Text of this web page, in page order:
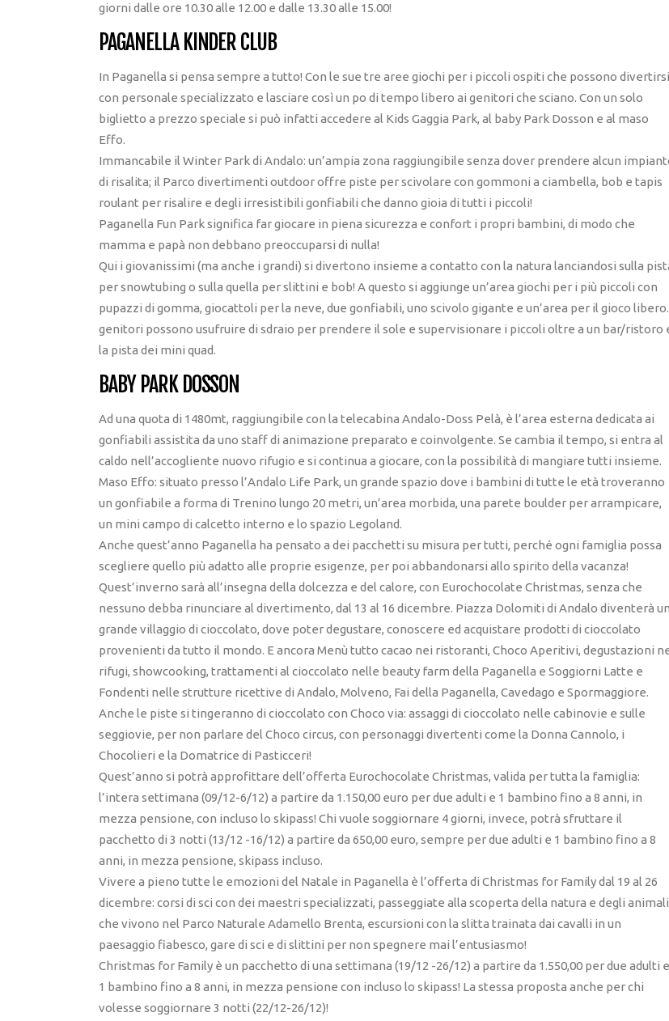
giorni dalle ore 10.30 alle 12.00 e dalle 13.30 alle 15.00!
PAGANELLA KINDER CLUB
In Paganella si pensa sempre a tutto! Con le sue tre aree giochi per i piccoli ospiti che possono divertirsi
con personale specializzato e lasciare così un po di tempo libero ai genitori che sciano. Con un solo
biglietto a prezzo speciale si può infatti accedere al Kids Gaggia Park, al baby Park Dosson e al maso
Effo.
Immancabile il Winter Park di Andalo: un’ampia zona raggiungibile senza dover prendere alcun
di risalita; il Parco divertimenti outdoor offre piste per scivolare con gommoni a ciambella, bob e tapis
roulant per risalire e degli irresistibili gonfiabili che danno gioia di tutti i piccoli!
Paganella Fun Park significa far giocare in piena sicurezza e confort i propri bambini, di modo che
mamma e papà non debbano preoccuparsi di nulla!
Qui i giovanissimi (ma anche i grandi) si divertono insieme a contatto con la natura lanciandosi sulla
per snowtubing o sulla quella per slittini e bob! A questo si aggiunge un’area giochi per i più piccoli con
pupazzi di gomma, giocattoli per la neve, due gonfiabili, uno scivolo gigante e un’area per il gioco
genitori possono usufruire di sdraio per prendere il sole e supervisionare i piccoli oltre a un bar/ristoro
la pista dei mini quad.
BABY PARK DOSSON
Ad una quota di 1480mt, raggiungibile con la telecabina Andalo-Doss Pelà, è l’area esterna dedicata ai
gonfiabili assistita da uno staff di animazione preparato e coinvolgente. Se cambia il tempo, si entra al
caldo nell’accogliente nuovo rifugio e si continua a giocare, con la possibilità di mangiare tutti insieme.
Maso Effo: situato presso l’Andalo Life Park, un grande spazio dove i bambini di tutte le età troveranno
un gonfiabile a forma di Trenino lungo 20 metri, un’area morbida, una parete boulder per arrampicare,
un mini campo di calcetto interno e lo spazio Legoland.
Anche quest’anno Paganella ha pensato a dei pacchetti su misura per tutti, perché ogni famiglia possa
scegliere quello più adatto alle proprie esigenze, per poi abbandonarsi allo spirito della vacanza!
Quest’inverno sarà all’insegna della dolcezza e del calore, con Eurochocolate Christmas, senza che
nessuno debba rinunciare al divertimento, dal 13 al 16 dicembre. Piazza Dolomiti di Andalo diventerà un
grande villaggio di cioccolato, dove poter degustare, conoscere ed acquistare prodotti di cioccolato
provenienti da tutto il mondo. E ancora Menù tutto cacao nei ristoranti, Choco Aperitivi, degustazioni
rifugi, showcooking, trattamenti al cioccolato nelle beauty farm della Paganella e Soggiorni Latte e
Fondenti nelle strutture ricettive di Andalo, Molveno, Fai della Paganella, Cavedago e Spormaggiore.
Anche le piste si tingeranno di cioccolato con Choco via: assaggi di cioccolato nelle cabinovie e sulle
seggiovie, per non parlare del Choco circus, con personaggi divertenti come la Donna Cannolo, i
Chocolieri e la Domatrice di Pasticceri!
Quest’anno si potrà approfittare dell’offerta Eurochocolate Christmas, valida per tutta la famiglia:
l’intera settimana (09/12-6/12) a partire da 1.150,00 euro per due adulti e 1 bambino fino a 8 anni, in
mezza pensione, con incluso lo skipass! Chi vuole soggiornare 4 giorni, invece, potrà sfruttare il
pacchetto di 3 notti (13/12 -16/12) a partire da 650,00 euro, sempre per due adulti e 1 bambino fino a 8
anni, in mezza pensione, skipass incluso.
Vivere a pieno tutte le emozioni del Natale in Paganella è l’offerta di Christmas for Family dal 19 al 26
dicembre: corsi di sci con dei maestri specializzati, passeggiate alla scoperta della natura e degli animali
che vivono nel Parco Naturale Adamello Brenta, escursioni con la slitta trainata dai cavalli in un
paesaggio fiabesco, gare di sci e di slittini per non spegnere mai l’entusiasmo!
Christmas for Family è un pacchetto di una settimana (19/12 -26/12) a partire da 1.550,00 per due adulti e
1 bambino fino a 8 anni, in mezza pensione con incluso lo skipass! La stessa proposta anche per chi
volesse soggiornare 3 notti (22/12-26/12)!